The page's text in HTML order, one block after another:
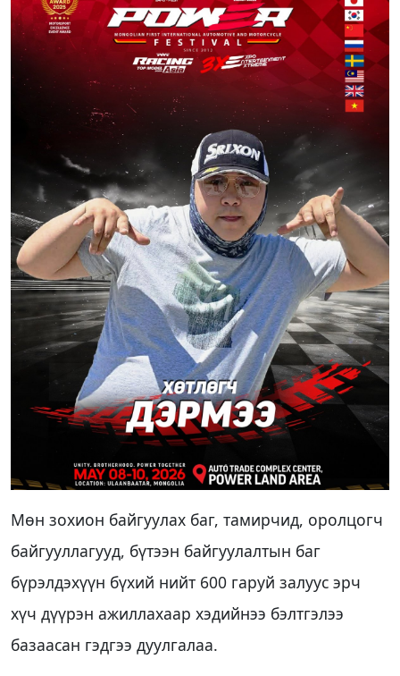
Мөн зохион байгуулах баг, тамирчид, оролцогч
байгууллагууд, бүтээн байгуулалтын баг
бүрэлдэхүүн бүхий нийт 600 гаруй залуус эрч
хүч дүүрэн ажиллахаар хэдийнээ бэлтгэлээ
базаасан гэдгээ дуулгалаа.